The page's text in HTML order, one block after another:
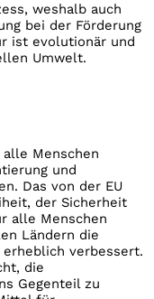
weshalb auch
bei der Förderung
ist evolutionär und
Umwelt.
Menschen
und
Das von der EU
der Sicherheit
alle Menschen
Ländern die
verbessert.
die
Gegenteil zu